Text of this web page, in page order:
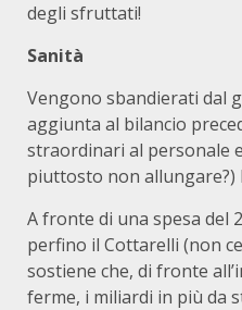
degli sfruttati!
Sanità
Vengono sbandierati dal
aggiunta al bilancio
straordinari al personale
piuttosto non allungare?)
A fronte di una spesa del
perfino il Cottarelli (non
sostiene che, di fronte
ferme, i miliardi in più da